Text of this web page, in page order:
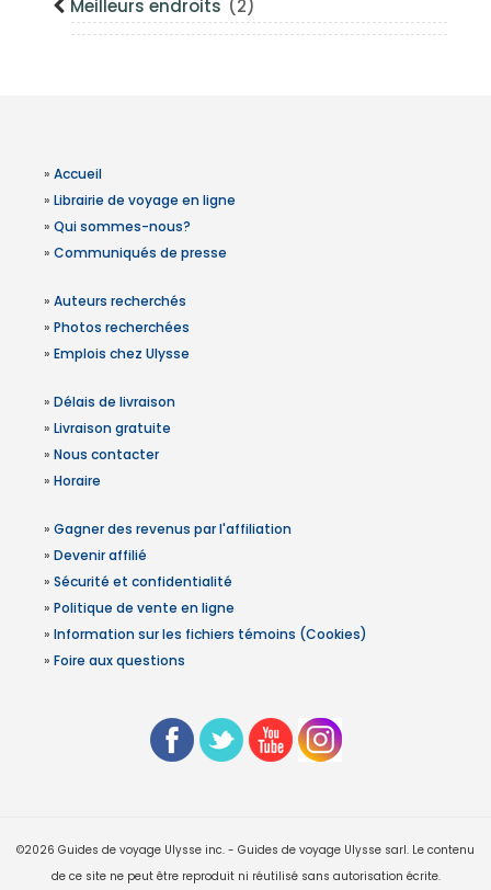
Meilleurs endroits (2)
» Accueil
» Librairie de voyage en ligne
» Qui sommes-nous?
» Communiqués de presse
» Auteurs recherchés
» Photos recherchées
» Emplois chez Ulysse
» Délais de livraison
» Livraison gratuite
» Nous contacter
» Horaire
» Gagner des revenus par l'affiliation
» Devenir affilié
» Sécurité et confidentialité
» Politique de vente en ligne
» Information sur les fichiers témoins (Cookies)
» Foire aux questions
©2026 Guides de voyage Ulysse inc. - Guides de voyage Ulysse sarl. Le contenu
de ce site ne peut être reproduit ni réutilisé sans autorisation écrite.